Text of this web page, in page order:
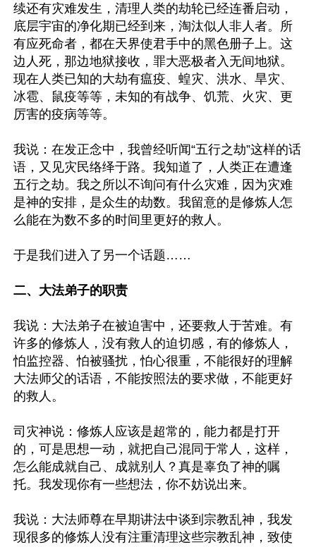
续还有灾难发生，清理人类的劫轮已经连番启动，
底层宇宙的净化期已经到来，淘汰似人非人者。所
有应死命者，都在天界使君手中的黑色册子上。这
边人死，那边地狱接收，罪大恶极者入无间地狱。
现在人类已知的大劫有瘟疫、蝗灾、洪水、旱灾、
冰雹、鼠疫等等，未知的有战争、饥荒、火灾、更
厉害的疫病等等。
我说：在发正念中，我曾经听闻“五行之劫”这样的话
语，又见灾民络绎于路。我知道了，人类正在遭逢
五行之劫。我之所以不询问有什么灾难，因为灾难
是神的安排，是众生的劫数。我留意的是修炼人怎
么能在为数不多的时间里更好的救人。
于是我们进入了另一个话题……
二、大法弟子的职责
我说：大法弟子在被迫害中，还要救人于苦难。有
许多的修炼人，没有救人的迫切感，有的修炼人，
怕监控器、怕被骚扰，怕心很重，不能很好的理解
大法师父的话语，不能按照法的要求做，不能更好
的救人。
司灾神说：修炼人应该是超常的，能力都是打开
的，可是思想一动，就把自己混同于常人，这样，
怎么能成就自己、成就别人？真是辜负了神的嘱
托。我发现你有一些想法，你不妨说出来。
我说：大法师尊在早期讲法中谈到宗教乱神，我发
现很多的修炼人没有注重清理这些宗教乱神，致使